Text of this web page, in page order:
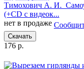
Тимохович А. И.
(+CD с видеок...
нет в продаже
Скачать
176 р.